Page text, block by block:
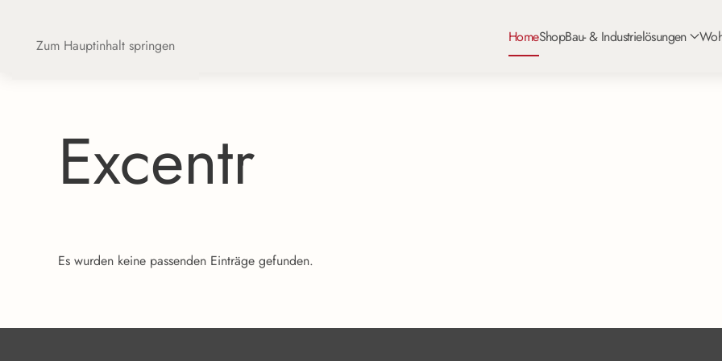
Zum Hauptinhalt springen HomeShopBau- & Industrielösungen
Excentr
Es wurden keine passenden Einträge gefunden.